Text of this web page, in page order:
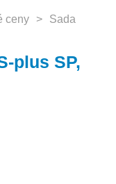
ceny >
Sada
plus SP,